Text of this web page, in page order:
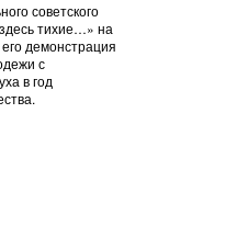
советского
тихие…» на
демонстрация
с
в год